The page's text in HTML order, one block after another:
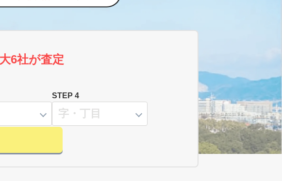
6社が査定
STEP 4